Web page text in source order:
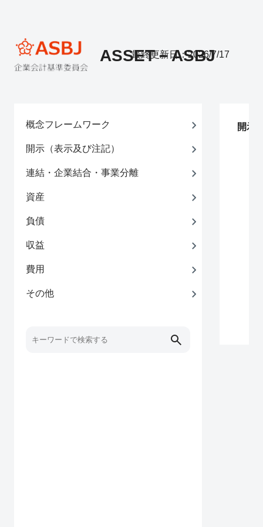
ASSET－ASBJ
最終更新日：2026/7/17
概念フレームワーク
開示（表示及び注記）
連結・企業結合・事業分離
資産
負債
収益
費用
その他
開示